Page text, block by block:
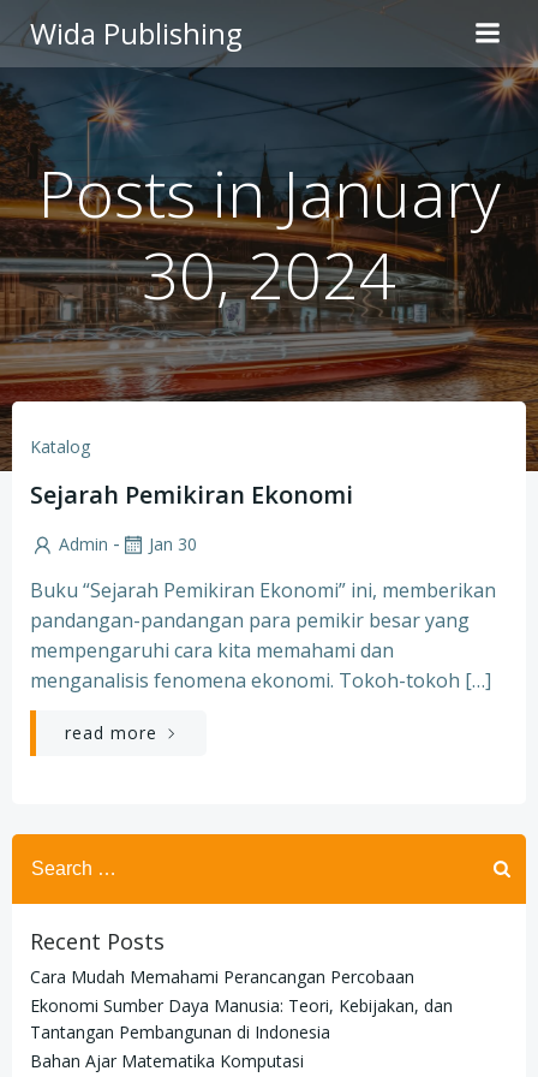
content
Wida Publishing
Posts in January
30, 2024
Katalog
Sejarah Pemikiran Ekonomi
Admin - Jan 30
Buku “Sejarah Pemikiran Ekonomi” ini, memberikan
pandangan-pandangan para pemikir besar yang
mempengaruhi cara kita memahami dan
menganalisis fenomena ekonomi. Tokoh-tokoh […]
read more
Search
for:
Recent Posts
Cara Mudah Memahami Perancangan Percobaan
Ekonomi Sumber Daya Manusia: Teori, Kebijakan, dan
Tantangan Pembangunan di Indonesia
Bahan Ajar Matematika Komputasi